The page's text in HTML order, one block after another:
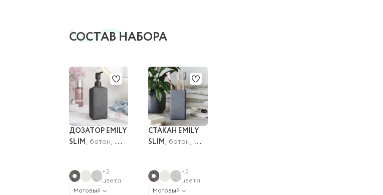
СОСТАВ НАБОРА
ДОЗАТОР EMILY
SLIM, бетон,
+2
цвета
Матовый
СТАКАН EMILY
SLIM, бетон,
+2
цвета
Матовый